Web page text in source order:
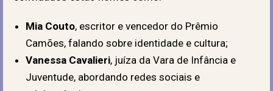
Mia Couto, escritor e vencedor do Prêmio
Camões, falando sobre identidade e cultura;
Vanessa Cavalieri, juíza da Vara de Infância e
Juventude, abordando redes sociais e